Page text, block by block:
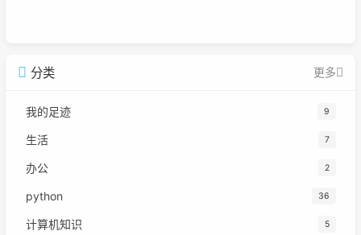
分类 更多
我的足迹 9
生活 7
办公 2
python 36
计算机知识 5